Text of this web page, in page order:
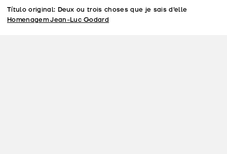
Título original: Deux ou trois choses que je sais d’elle
Homenagem Jean-Luc Godard